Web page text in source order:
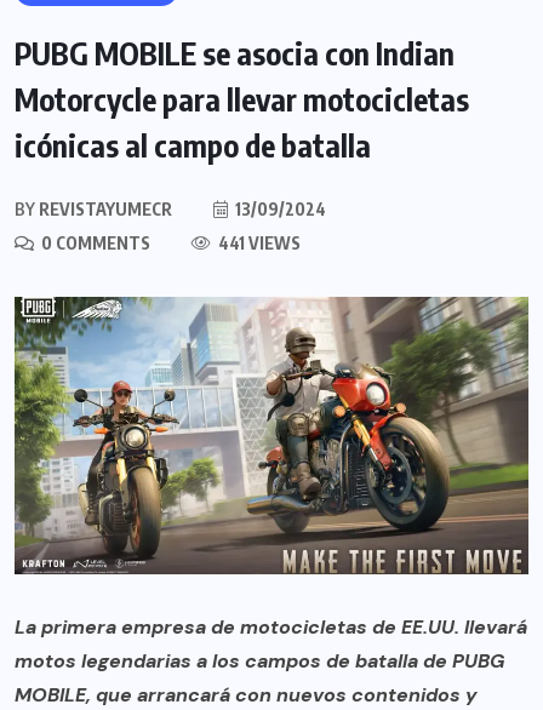
PUBG MOBILE se asocia con Indian
Motorcycle para llevar motocicletas
icónicas al campo de batalla
BY REVISTAYUMECR
13/09/2024
0 COMMENTS
441 VIEWS
La primera empresa de motocicletas de EE.UU. llevará
motos legendarias a los campos de batalla de PUBG
MOBILE, que arrancará con nuevos contenidos y